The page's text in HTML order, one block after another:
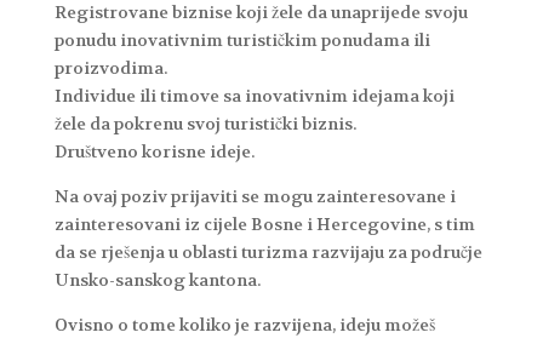
Registrovane biznise koji žele da unaprijede svoju
ponudu inovativnim turističkim ponudama ili
proizvodima.
Individue ili timove sa inovativnim idejama koji
žele da pokrenu svoj turistički biznis.
Društveno korisne ideje.
Na ovaj poziv prijaviti se mogu zainteresovane i
zainteresovani iz cijele Bosne i Hercegovine, s tim
da se rješenja u oblasti turizma razvijaju za područje
Unsko-sanskog kantona.
Ovisno o tome koliko je razvijena, ideju možeš